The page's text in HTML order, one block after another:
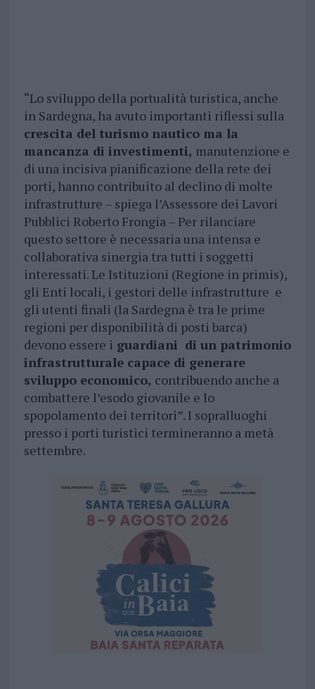
“Lo sviluppo della portualità turistica, anche
in Sardegna, ha avuto importanti riflessi sulla
crescita del turismo nautico ma la
mancanza di investimenti, manutenzione e
di una incisiva pianificazione della rete dei
porti, hanno contribuito al declino di molte
infrastrutture – spiega l’Assessore dei Lavori
Pubblici Roberto Frongia – Per rilanciare
questo settore è necessaria una intensa e
collaborativa sinergia tra tutti i soggetti
interessati. Le Istituzioni (Regione in primis),
gli Enti locali, i gestori delle infrastrutture e
gli utenti finali (la Sardegna è tra le prime
regioni per disponibilità di posti barca)
devono essere i guardiani di un patrimonio
infrastrutturale capace di generare
sviluppo economico, contribuendo anche a
combattere l’esodo giovanile e lo
spopolamento dei territori”. I sopralluoghi
presso i porti turistici termineranno a metà
settembre.